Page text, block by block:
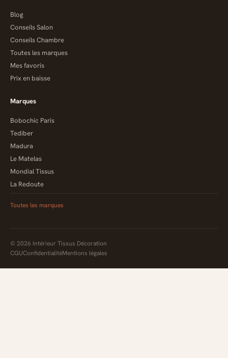
Blog
Conseils Salon
Conseils Chambre
Toutes les marques
Mes favoris
Prix en baisse
Marques
Bobochic Paris
Tediber
Madura
Le Matelas
Mondial Tissus
La Redoute
Toutes les marques
© 2026 Intérieur Tissus Décoration
CGUConfidentialitéMentions légales